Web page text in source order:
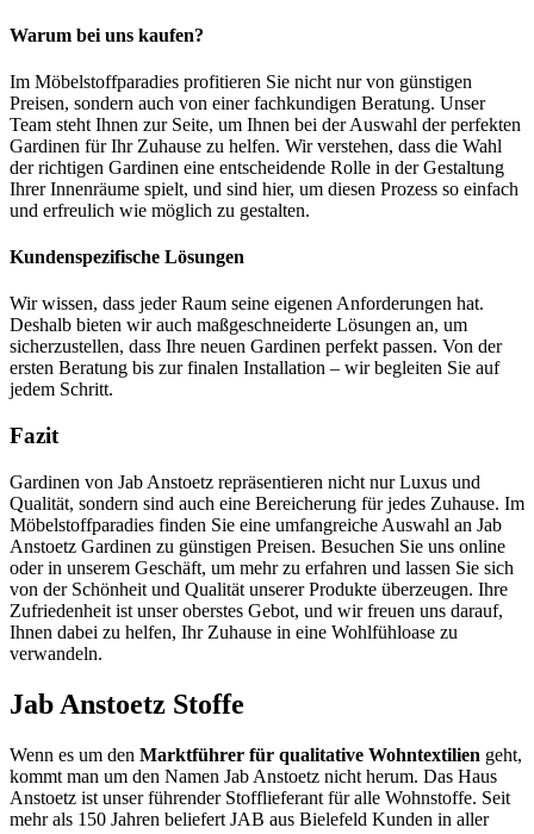
Warum bei uns kaufen?
Im Möbelstoffparadies profitieren Sie nicht nur von günstigen
Preisen, sondern auch von einer fachkundigen Beratung. Unser
Team steht Ihnen zur Seite, um Ihnen bei der Auswahl der perfekten
Gardinen für Ihr Zuhause zu helfen. Wir verstehen, dass die Wahl
der richtigen Gardinen eine entscheidende Rolle in der Gestaltung
Ihrer Innenräume spielt, und sind hier, um diesen Prozess so einfach
und erfreulich wie möglich zu gestalten.
Kundenspezifische Lösungen
Wir wissen, dass jeder Raum seine eigenen Anforderungen hat.
Deshalb bieten wir auch maßgeschneiderte Lösungen an, um
sicherzustellen, dass Ihre neuen Gardinen perfekt passen. Von der
ersten Beratung bis zur finalen Installation – wir begleiten Sie auf
jedem Schritt.
Fazit
Gardinen von Jab Anstoetz repräsentieren nicht nur Luxus und
Qualität, sondern sind auch eine Bereicherung für jedes Zuhause. Im
Möbelstoffparadies finden Sie eine umfangreiche Auswahl an Jab
Anstoetz Gardinen zu günstigen Preisen. Besuchen Sie uns online
oder in unserem Geschäft, um mehr zu erfahren und lassen Sie sich
von der Schönheit und Qualität unserer Produkte überzeugen. Ihre
Zufriedenheit ist unser oberstes Gebot, und wir freuen uns darauf,
Ihnen dabei zu helfen, Ihr Zuhause in eine Wohlfühloase zu
verwandeln.
Jab Anstoetz Stoffe
Wenn es um den Marktführer für qualitative Wohntextilien geht,
kommt man um den Namen Jab Anstoetz nicht herum. Das Haus
Anstoetz ist unser führender Stofflieferant für alle Wohnstoffe. Seit
mehr als 150 Jahren beliefert JAB aus Bielefeld Kunden in aller